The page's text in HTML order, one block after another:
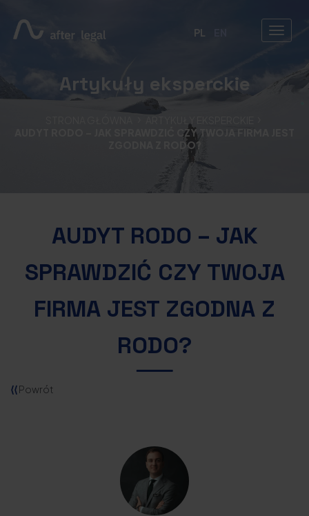
PL
Artykuły eksperckie
AUDYT RODO – JAK SPRAWDZIĆ CZY TWOJA FIRMA JEST
ZGODNA Z RODO?
AUDYT RODO – JAK
SPRAWDZIĆ CZY TWOJA
FIRMA JEST ZGODNA Z
RODO?
⟨⟨Powrót